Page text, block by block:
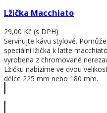
Lžička Macchiato
29,00 Kč (s DPH)
Servírujte kávu stylově.
speciální lžička k latte
vyrobena z chromované
Lžičku nabízíme ve dvou
délce 225 mm nebo 180 mm.